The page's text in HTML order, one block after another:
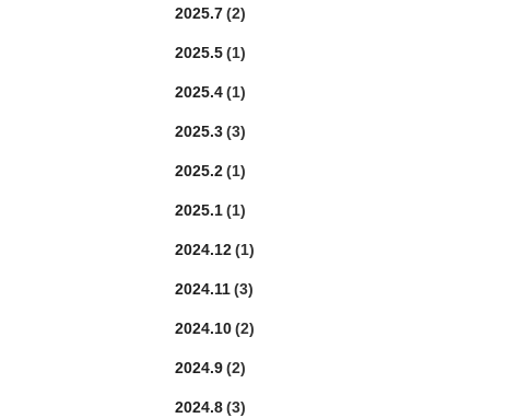
2025.7(2)
2025.5(1)
2025.4(1)
2025.3(3)
2025.2(1)
2025.1(1)
2024.12(1)
2024.11(3)
2024.10(2)
2024.9(2)
2024.8(3)